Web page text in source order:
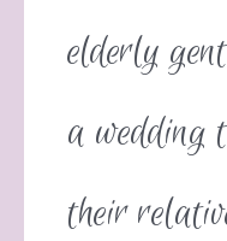
elderly
a wedding
their